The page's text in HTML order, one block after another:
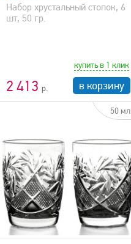
Набор хрустальный стопок, 6
шт, 50 гр.
2 413
купить в 1 клик
в корзину
50 мл
быстрый просмотр